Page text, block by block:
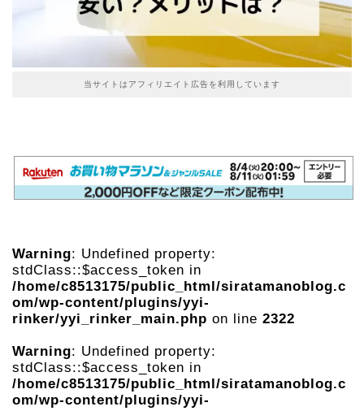
当サイトはアフィリエイト広告を利用しています
Warning: Undefined property:
stdClass::$access_token in
/home/c8513175/public_html/siratamanoblog.c
om/wp-content/plugins/yyi-
rinker/yyi_rinker_main.php on line 2322
Warning: Undefined property:
stdClass::$access_token in
/home/c8513175/public_html/siratamanoblog.c
om/wp-content/plugins/yyi-